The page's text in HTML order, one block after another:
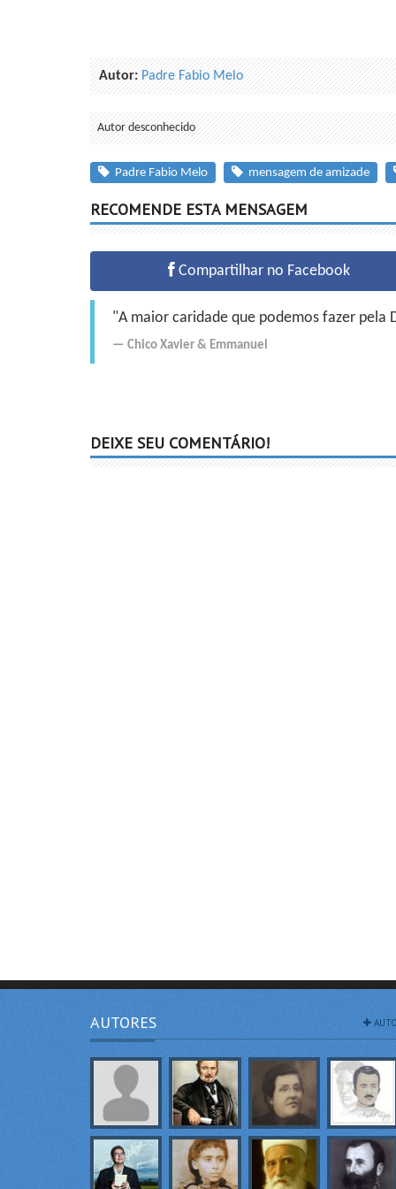
Autor:Padre Fabio Melo
Autor desconhecido
Padre Fabio Melo mensagem de amizade
RECOMENDE ESTA MENSAGEM
Compartilhar no Facebook
"A maior caridade que podemos fazer pela
Chico Xavier & Emmanuel
DEIXE SEU COMENTÁRIO!
AUTORES